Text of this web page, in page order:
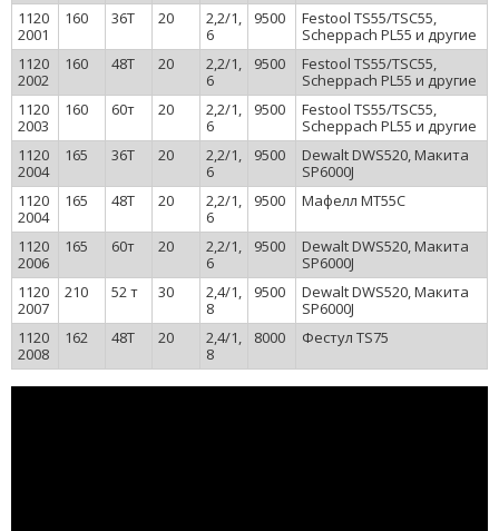
1120
2001
160 36Т 20
2,2/1,
6
9500
Festool TS55/TSC55,
Scheppach PL55 и другие
1120
2002
160 48Т 20
2,2/1,
6
9500
Festool TS55/TSC55,
Scheppach PL55 и другие
1120
2003
160 60т 20
2,2/1,
6
9500
Festool TS55/TSC55,
Scheppach PL55 и другие
1120
2004
165 36Т 20
2,2/1,
6
9500
Dewalt DWS520, Макита
SP6000J
1120
2004
165 48Т 20
2,2/1,
6
9500 Мафелл MT55C
1120
2006
165 60т 20
2,2/1,
6
9500
Dewalt DWS520, Макита
SP6000J
1120
2007
210 52 т 30
2,4/1,
8
9500
Dewalt DWS520, Макита
SP6000J
1120
2008
162 48Т 20
2,4/1,
8
8000 Фестул TS75